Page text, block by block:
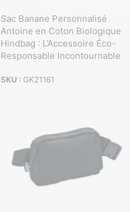
Sac Banane Personnalisé
Antoine en Coton Biologique
Hindbag : L’Accessoire Éco-
Responsable Incontournable
SKU : GK21161